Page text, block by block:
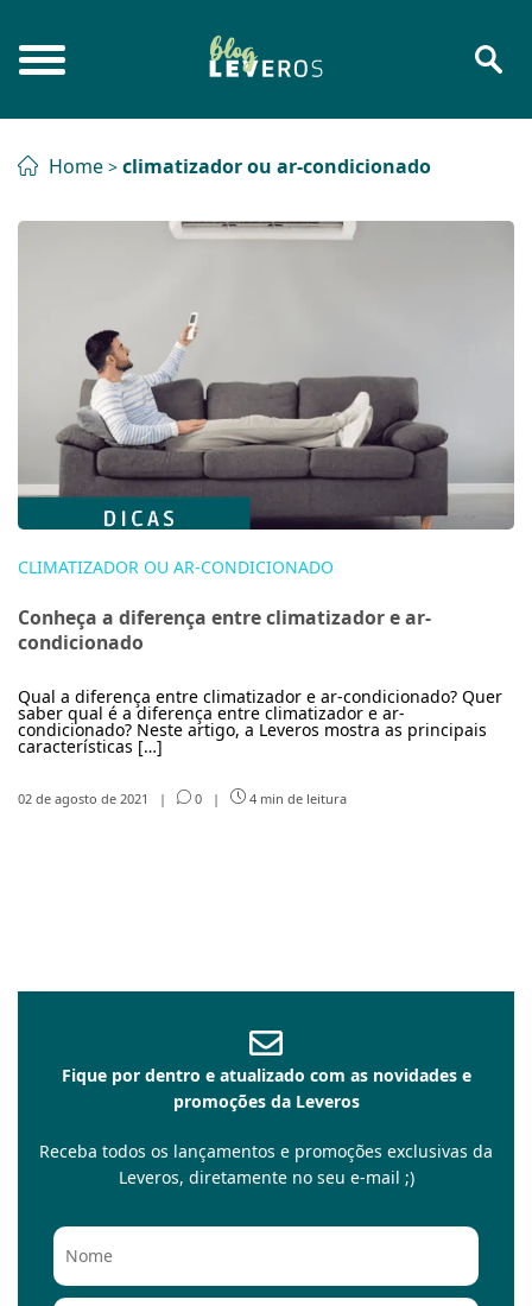
Home > climatizador ou ar-condicionado
CLIMATIZADOR OU AR-CONDICIONADO
Conheça a diferença entre climatizador e ar-
condicionado
Qual a diferença entre climatizador e ar-condicionado? Quer
saber qual é a diferença entre climatizador e ar-
condicionado? Neste artigo, a Leveros mostra as principais
características […]
02 de agosto de 2021 | 0 | 4 min de leitura
Fique por dentro e atualizado com as novidades e
promoções da Leveros
Receba todos os lançamentos e promoções exclusivas da
Leveros, diretamente no seu e-mail ;)